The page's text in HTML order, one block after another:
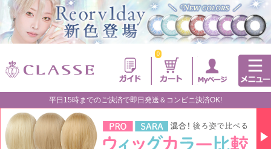
0
平日15時までのご決済で即日発送＆コンビニ決済OK!